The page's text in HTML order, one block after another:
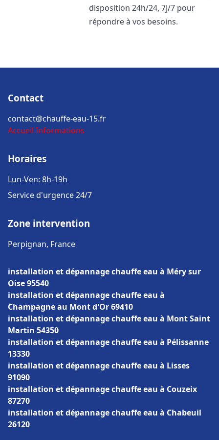
disposition 24h/24, 7j/7 pour
répondre à vos besoins.
Contact
contact@chauffe-eau-15.fr
Accueil Informations
Horaires
Lun-Ven: 8h-19h
Service d'urgence 24/7
Zone intervention
Perpignan, France
installation et dépannage chauffe eau à Méry sur
Oise 95540
installation et dépannage chauffe eau à
Champagne au Mont d'Or 69410
installation et dépannage chauffe eau à Mont Saint
Martin 54350
installation et dépannage chauffe eau à Pélissanne
13330
installation et dépannage chauffe eau à Lisses
91090
installation et dépannage chauffe eau à Couzeix
87270
installation et dépannage chauffe eau à Chabeuil
26120